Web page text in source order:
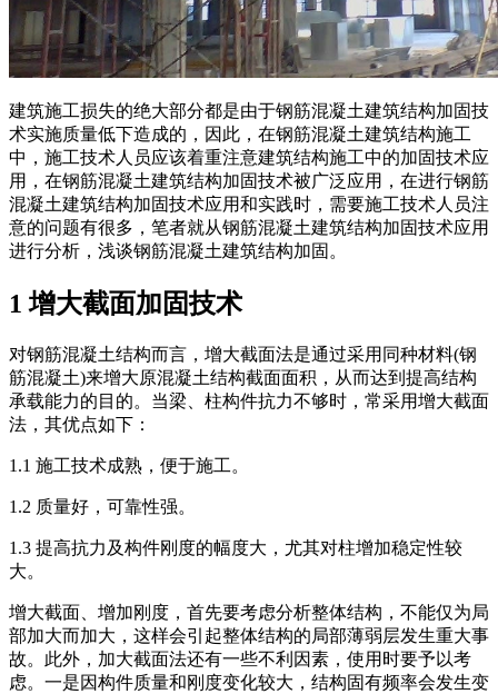
建筑施工损失的绝大部分都是由于钢筋混凝土建筑结构加固技
术实施质量低下造成的，因此，在钢筋混凝土建筑结构施工
中，施工技术人员应该着重注意建筑结构施工中的加固技术应
用，在钢筋混凝土建筑结构加固技术被广泛应用，在进行钢筋
混凝土建筑结构加固技术应用和实践时，需要施工技术人员注
意的问题有很多，笔者就从钢筋混凝土建筑结构加固技术应用
进行分析，浅谈钢筋混凝土建筑结构加固。
1 增大截面加固技术
对钢筋混凝土结构而言，增大截面法是通过采用同种材料(钢
筋混凝土)来增大原混凝土结构截面面积，从而达到提高结构
承载能力的目的。当梁、柱构件抗力不够时，常采用增大截面
法，其优点如下：
1.1 施工技术成熟，便于施工。
1.2 质量好，可靠性强。
1.3 提高抗力及构件刚度的幅度大，尤其对柱增加稳定性较
大。
增大截面、增加刚度，首先要考虑分析整体结构，不能仅为局
部加大而加大，这样会引起整体结构的局部薄弱层发生重大事
故。此外，加大截面法还有一些不利因素，使用时要予以考
虑。一是因构件质量和刚度变化较大，结构固有频率会发生变